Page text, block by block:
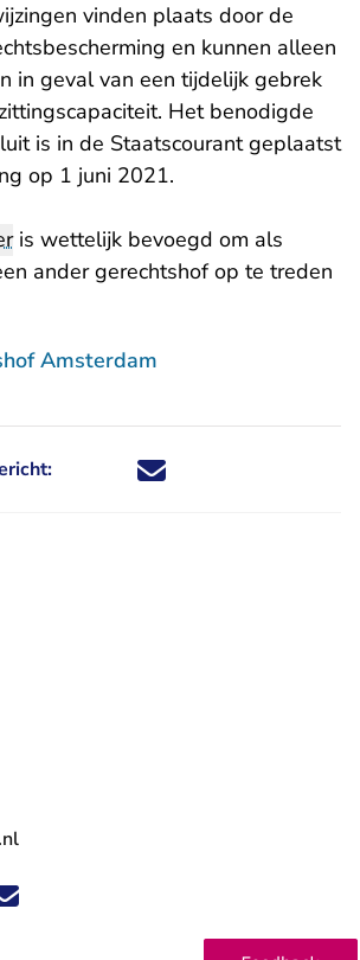
vinden plaats door de
en kunnen alleen
in geval van een tijdelijk gebrek
Het benodigde
is in de Staatscourant geplaatst
op 1 juni 2021.
is wettelijk bevoegd om als
ander gerechtshof op te treden
Amsterdam
Deel dit nieuwsbericht via X -
Deel dit nieuwsbericht via
Deel dit nieuwsbericht
Deel dit
- U verlaat Rechtspraak.nl
- U verlaat Rechtspraak.nl
Instagram - U verlaat Rechtspraak.nl
op Youtube - U verlaat Rechtspraak.nl
ons op LinkedIn - U verlaat
op de hoogte' nieuwsbrief - U verlaat